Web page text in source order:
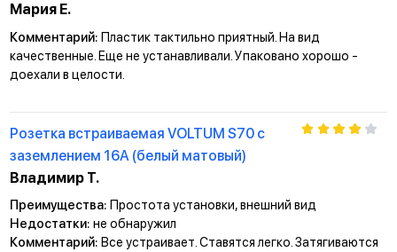
Мария Е.
Комментарий: Пластик тактильно приятный. На вид
качественные. Еще не устанавливали. Упаковано хорошо -
доехали в целости.
Розетка встраиваемая VOLTUM S70 с
заземлением 16А (белый матовый)
Владимир Т.
Преимущества: Простота установки, внешний вид
Недостатки: не обнаружил
Комментарий: Все устраивает. Ставятся легко. Затягиваются